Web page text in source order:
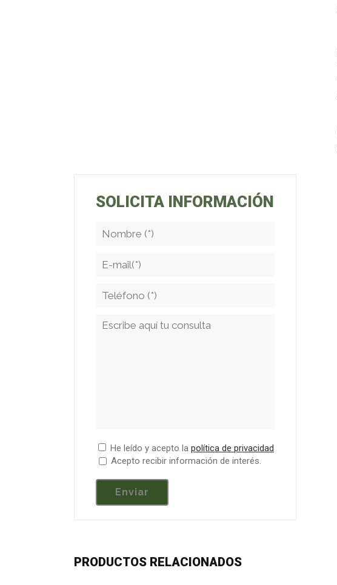
SOLICITA INFORMACIÓN
He leído y acepto la política de privacidad
Acepto recibir información de interés.
PRODUCTOS RELACIONADOS